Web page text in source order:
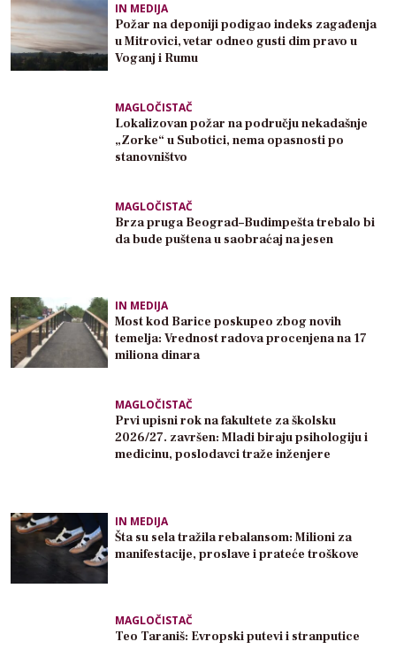
IN MEDIJA
Požar na deponiji podigao indeks zagađenja
u Mitrovici, vetar odneo gusti dim pravo u
Voganj i Rumu
MAGLOČISTAČ
Lokalizovan požar na području nekadašnje
„Zorke“ u Subotici, nema opasnosti po
stanovništvo
MAGLOČISTAČ
Brza pruga Beograd–Budimpešta trebalo bi
da bude puštena u saobraćaj na jesen
IN MEDIJA
Most kod Barice poskupeo zbog novih
temelja: Vrednost radova procenjena na 17
miliona dinara
MAGLOČISTAČ
Prvi upisni rok na fakultete za školsku
2026/27. završen: Mladi biraju psihologiju i
medicinu, poslodavci traže inženjere
IN MEDIJA
Šta su sela tražila rebalansom: Milioni za
manifestacije, proslave i prateće troškove
MAGLOČISTAČ
Teo Taraniš: Evropski putevi i stranputice